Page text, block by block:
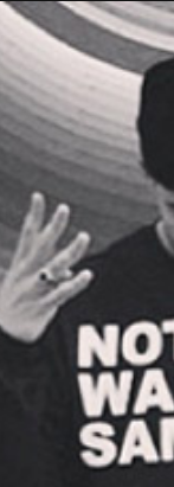
worden duurder,
verdwijnen